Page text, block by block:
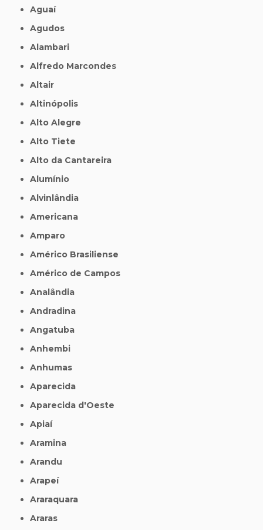
Aguaí
Agudos
Alambari
Alfredo Marcondes
Altair
Altinópolis
Alto Alegre
Alto Tiete
Alto da Cantareira
Alumínio
Alvinlândia
Americana
Amparo
Américo Brasiliense
Américo de Campos
Analândia
Andradina
Angatuba
Anhembi
Anhumas
Aparecida
Aparecida d'Oeste
Apiaí
Aramina
Arandu
Arapeí
Araraquara
Araras